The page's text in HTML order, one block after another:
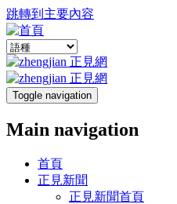
跳轉到主要內容
Toggle navigation
Main navigation
首頁
正見新聞
正見新聞首頁